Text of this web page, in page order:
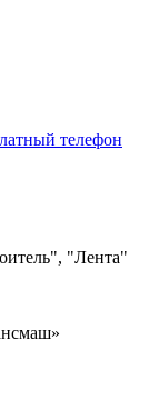
телефон
"Лента"